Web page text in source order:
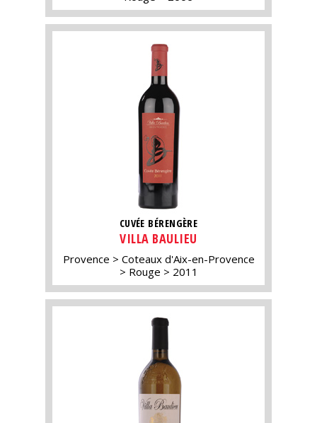
CUVÉE BÉRENGÈRE
VILLA BAULIEU
Provence
Coteaux d'Aix-en-Provence
Rouge
2011